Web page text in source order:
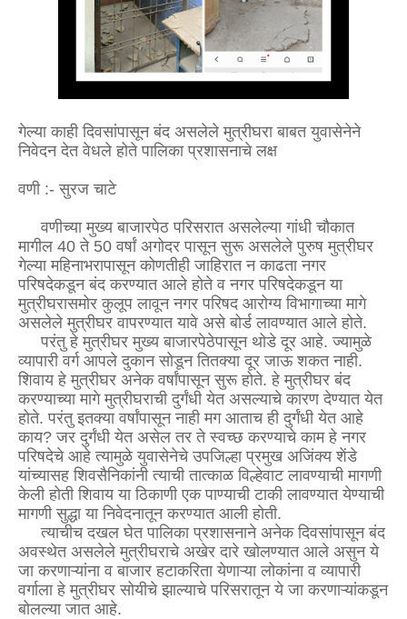
गेल्या काही दिवसांपासून बंद असलेले मुत्रीघरा बाबत युवासेनेने
निवेदन देत वेधले होते पालिका प्रशासनाचे लक्ष
वणी :- सुरज चाटे
वणीच्या मुख्य बाजारपेठ परिसरात असलेल्या गांधी चौकात
मागील 40 ते 50 वर्षां अगोदर पासून सुरू असलेले पुरुष मुत्रीघर
गेल्या महिनाभरापासून कोणतीही जाहिरात न काढता नगर
परिषदेकडून बंद करण्यात आले होते व नगर परिषदेकडून या
मुत्रीघरासमोर कुलूप लावून नगर परिषद आरोग्य विभागाच्या मागे
असलेले मुत्रीघर वापरण्यात यावे असे बोर्ड लावण्यात आले होते.
परंतु हे मुत्रीघर मुख्य बाजारपेठेपासून थोडे दूर आहे. ज्यामुळे
व्यापारी वर्ग आपले दुकान सोडून तितक्या दूर जाऊ शकत नाही.
शिवाय हे मुत्रीघर अनेक वर्षांपासून सुरू होते. हे मुत्रीघर बंद
करण्याच्या मागे मुत्रीघराची दुर्गंधी येत असल्याचे कारण देण्यात येत
होते. परंतु इतक्या वर्षांपासून नाही मग आताच ही दुर्गंधी येत आहे
काय? जर दुर्गंधी येत असेल तर ते स्वच्छ करण्याचे काम हे नगर
परिषदेचे आहे त्यामुळे युवासेनेचे उपजिल्हा प्रमुख अजिंक्य शेंडे
यांच्यासह शिवसैनिकांनी त्याची तात्काळ विल्हेवाट लावण्याची मागणी
केली होती शिवाय या ठिकाणी एक पाण्याची टाकी लावण्यात येण्याची
मागणी सुद्धा या निवेदनातून करण्यात आली होती.
त्याचीच दखल घेत पालिका प्रशासनाने अनेक दिवसांपासून बंद
अवस्थेत असलेले मुत्रीघराचे अखेर दारे खोलण्यात आले असुन ये
जा करणाऱ्यांना व बाजार हटाकरिता येणाऱ्या लोकांना व व्यापारी
वर्गाला हे मुत्रीघर सोयीचे झाल्याचे परिसरातून ये जा करणाऱ्यांकडून
बोलल्या जात आहे.